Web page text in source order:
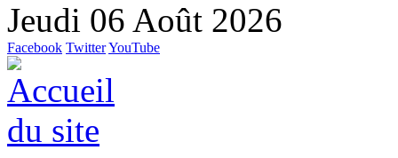
Jeudi 06 Août 2026
Facebook TwitterYouTube